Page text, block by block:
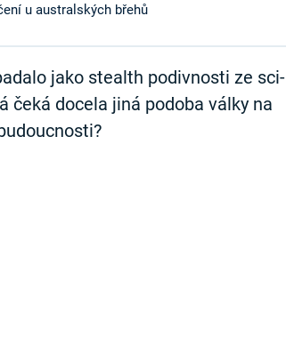
u australských břehů
jako stealth podivnosti ze sci-
docela jiná podoba války na